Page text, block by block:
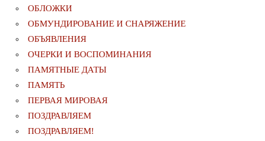
ОБЛОЖКИ
ОБМУНДИРОВАНИЕ И СНАРЯЖЕНИЕ
ОБЪЯВЛЕНИЯ
ОЧЕРКИ И ВОСПОМИНАНИЯ
ПАМЯТНЫЕ ДАТЫ
ПАМЯТЬ
ПЕРВАЯ МИРОВАЯ
ПОЗДРАВЛЯЕМ
ПОЗДРАВЛЯЕМ!